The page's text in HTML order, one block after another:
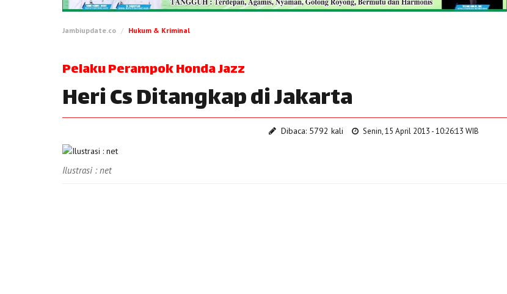
Jambiupdate.co Hukum & Kriminal
Pelaku Perampok Honda Jazz
Heri Cs Ditangkap di Jakarta
Dibaca: 5792 kali Senin, 15 April 2013 - 10:26:13 WIB
Ilustrasi : net